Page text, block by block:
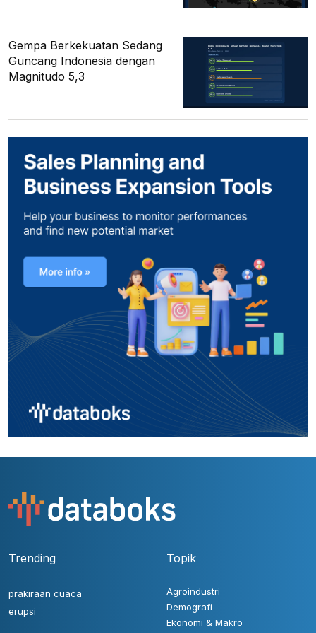
Gempa Berkekuatan Sedang
Guncang Indonesia dengan
Magnitudo 5,3
Trending
prakiraan cuaca
erupsi
Topik
Agroindustri
Demografi
Ekonomi & Makro